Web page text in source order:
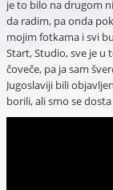
je to bilo na drugom
da radim, pa onda
mojim fotkama i svi
Start, Studio, sve je u
čoveče, pa ja sam
Jugoslaviji bili
borili, ali smo se